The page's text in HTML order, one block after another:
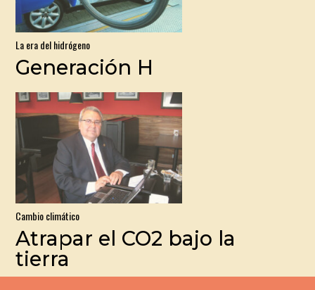
La era del hidrógeno
Generación H
Cambio climático
Atrapar el CO2 bajo la
tierra